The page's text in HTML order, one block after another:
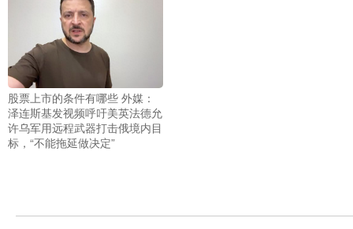
股票上市的条件有哪些 外媒：
泽连斯基发视频呼吁美英法德允
许乌军用远程武器打击俄境内目
标，“不能拖延做决定”